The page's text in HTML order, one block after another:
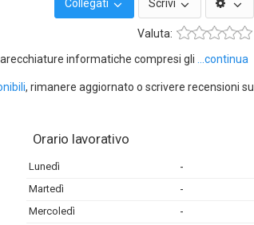
Collegati Scrivi
Valuta:
informatiche compresi gli
...continua
, rimanere aggiornato o scrivere recensioni su
Orario lavorativo
Lunedì -
Martedì -
Mercoledì -